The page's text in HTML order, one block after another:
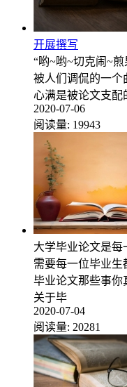
开展撰写
“哟~哟~切克闹~
被人们调侃的一个
心满是被论文支配
2020-07-06
阅读量: 19943
大学毕业论文是每
需要每一位毕业生
毕业论文那些事你
关于毕
2020-07-04
阅读量: 20281